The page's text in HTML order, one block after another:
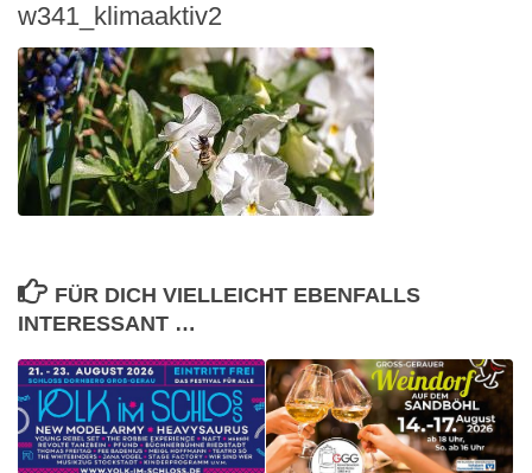
w341_klimaaktiv2
FÜR DICH VIELLEICHT EBENFALLS
INTERESSANT …